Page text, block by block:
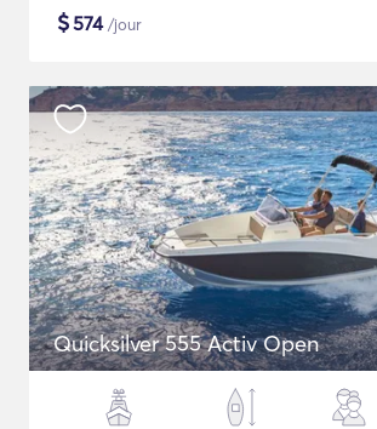
$574/jour
Quicksilver 555 Activ Open